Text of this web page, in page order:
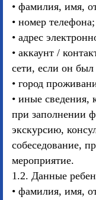
• фамилия, имя,
• номер телефона;
• адрес
• аккаунт /
сети, если он был
• город
• иные сведения,
при заполнении
экскурсию,
собеседование,
мероприятие.
1.2. Данные
• фамилия, имя,